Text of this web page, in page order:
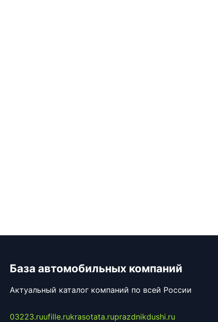
База автомобильных компаний
Актуальный каталог компаний по всей России
03223.ruufille.rukrasotata.ruprazdnikdushi.ru